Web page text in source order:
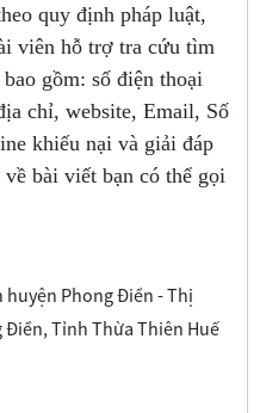
quy định pháp luật,
viên hỗ trợ tra cứu tìm
gồm: số điện thoại
chỉ, website, Email, Số
khiếu nại và giải đáp
bài viết bạn có thể gọi
huyện Phong Điền - Thị
Tỉnh Thừa Thiên Huế